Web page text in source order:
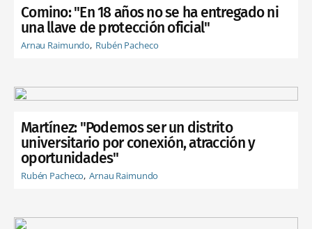
Comino: "En 18 años no se ha entregado ni
una llave de protección oficial"
Arnau Raimundo Rubén Pacheco
Martínez: "Podemos ser un distrito
universitario por conexión, atracción y
oportunidades"
Rubén Pacheco Arnau Raimundo